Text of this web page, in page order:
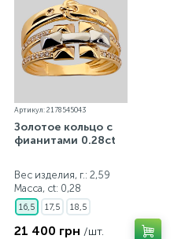
Артикул: 2178545043
Золотое кольцо с
фианитами 0.28ct
Вес изделия, г.: 2,59
Масса, ct: 0,28
16,5 17,5 18,5
21 400 грн /шт.